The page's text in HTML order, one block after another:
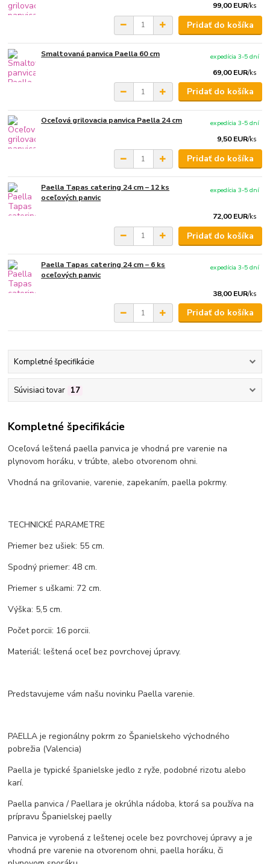
99,00 EUR/ks
Pridať do košíka
Smaltovaná panvica Paella 60 cm
69,00 EUR/ks
expedícia 3-5 dní
Pridať do košíka
Oceľová grilovacia panvica Paella 24 cm
9,50 EUR/ks
expedícia 3-5 dní
Pridať do košíka
Paella Tapas catering 24 cm – 12 ks
oceľových panvic
72,00 EUR/ks
expedícia 3-5 dní
Pridať do košíka
Paella Tapas catering 24 cm – 6 ks
oceľových panvic
38,00 EUR/ks
expedícia 3-5 dní
Pridať do košíka
Kompletné špecifikácie
Súvisiaci tovar 17
Kompletné špecifikácie
Oceľová leštená paella panvica je vhodná pre varenie na
plynovom horáku, v trúbte, alebo otvorenom ohni.
Vhodná na grilovanie, varenie, zapekaním, paella pokrmy.
TECHNICKÉ PARAMETRE
Priemer bez ušiek: 55 cm.
Spodný priemer: 48 cm.
Priemer s uškami: 72 cm.
Výška: 5,5 cm.
Počet porcii: 16 porcii.
Materiál: leštená oceľ bez povrchovej úpravy.
Predstavujeme vám našu novinku Paella varenie.
PAELLA je regionálny pokrm zo Španielskeho východného
pobrežia (Valencia)
Paella je typické španielske jedlo z ryže, podobné rizotu alebo
karí.
Paella panvica / Paellara je okrúhla nádoba, ktorá sa používa na
prípravu Španielskej paelly
Panvica je vyrobená z leštenej ocele bez povrchovej úpravy a je
vhodná pre varenie na otvorenom ohni, paella horáku, či